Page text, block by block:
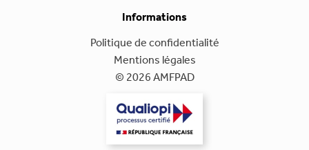
Informations
Politique de confidentialité
Mentions légales
© 2026 AMFPAD